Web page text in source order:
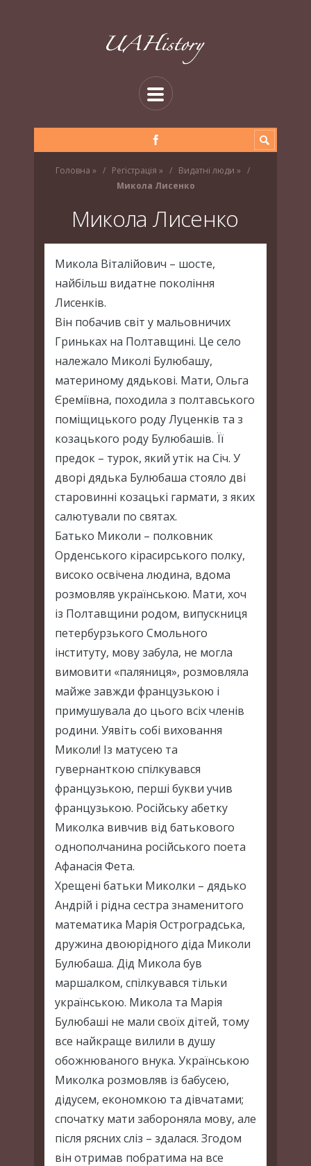
Головна » Регістрація » Видатні люди »
Микола Лисенко
Микола Лисенко
Микола Віталійович – шосте,
найбільш видатне покоління
Лисенків.
Він побачив світ у мальовничих
Гриньках на Полтавщині. Це село
належало Миколі Булюбашу,
материному дядькові. Мати, Ольга
Єреміївна, походила з полтавського
поміщицького роду Луценків та з
козацького роду Булюбашів. Її
предок – турок, який утік на Січ. У
дворі дядька Булюбаша стояло дві
старовинні козацькі гармати, з яких
салютували по святах.
Батько Миколи – полковник
Орденського кірасирського полку,
високо освічена людина, вдома
розмовляв українською. Мати, хоч
із Полтавщини родом, випускниця
петербурзького Смольного
інституту, мову забула, не могла
вимовити «паляниця», розмовляла
майже завжди французькою і
примушувала до цього всіх членів
родини. Уявіть собі виховання
Миколи! Із матусею та
гувернанткою спілкувався
французькою, перші букви учив
французькою. Російську абетку
Миколка вивчив від батькового
однополчанина російського поета
Афанасія Фета.
Хрещені батьки Миколки – дядько
Андрій і рідна сестра знаменитого
математика Марія Остроградська,
дружина двоюрідного діда Миколи
Булюбаша. Дід Микола був
маршалком, спілкувався тільки
українською. Микола та Марія
Булюбаші не мали своїх дітей, тому
все найкраще вилили в душу
обожнюваного внука. Українською
Миколка розмовляв із бабусею,
дідусем, економкою та дівчатами;
спочатку мати забороняла мову, але
після рясних сліз – здалася. Згодом
він отримав побратима на все